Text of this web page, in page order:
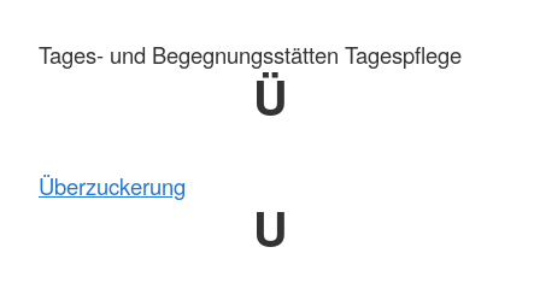
Tages- und Begegnungsstätten Tagespflege
Ü
Überzuckerung
U